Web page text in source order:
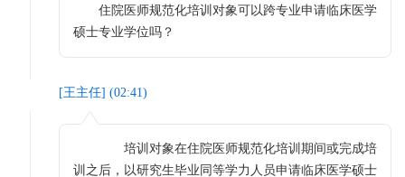
住院医师规范化培训对象可以跨专业申请临床医学
硕士专业学位吗？
[王主任] (02:41 )
培训对象在住院医师规范化培训期间或完成培
训之后，以研究生毕业同等学力人员申请临床医学硕士